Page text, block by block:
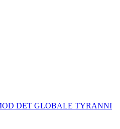
DET GLOBALE TYRANNI